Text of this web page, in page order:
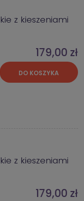
z kieszeniami
179,00 zł
DO KOSZYKA
z kieszeniami
179,00 zł